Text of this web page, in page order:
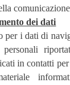
dei dati
per i dati di
in contatti